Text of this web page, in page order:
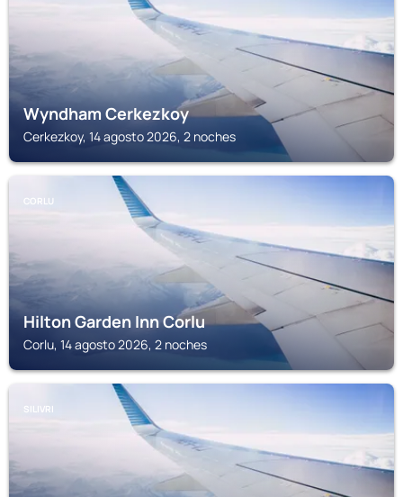
Wyndham Cerkezkoy
Cerkezkoy, 14 agosto 2026, 2 noches
CORLU
Hilton Garden Inn Corlu
Corlu, 14 agosto 2026, 2 noches
SILIVRI